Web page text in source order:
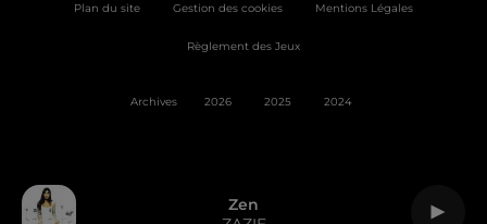
Zen
Plan du site Gestion des cookies Mentions Légales
Règlement des Jeux
Archives 2026 2025 2024